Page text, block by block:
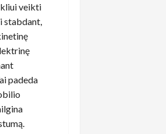
veikti
stabdant,
padeda